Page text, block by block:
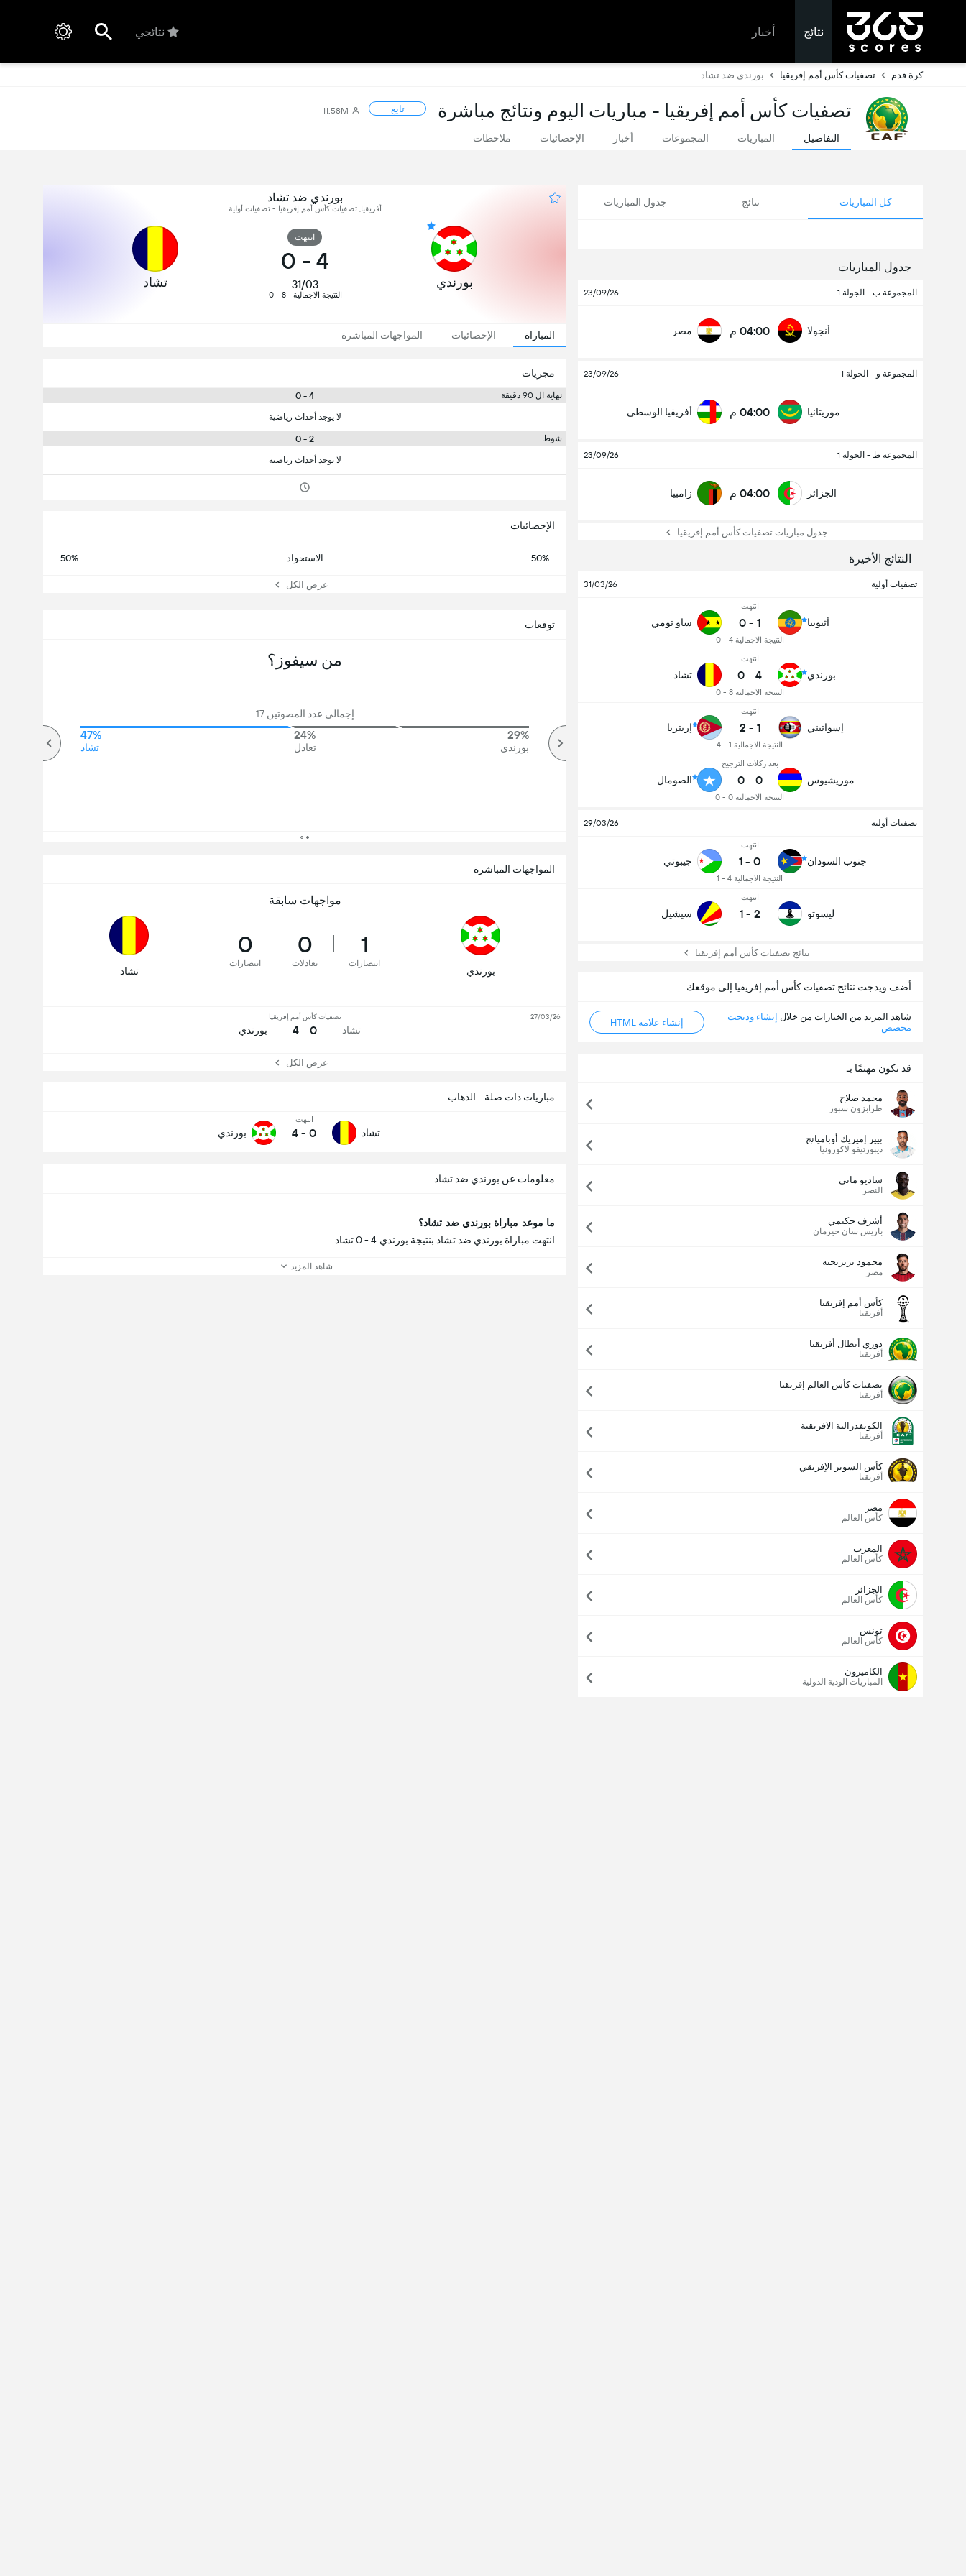
نتائج أخبار نتائجي
كرة قدم تصفيات كأس أمم إفريقيا بورندي ضد تشاد
تصفيات كأس أمم إفريقيا - مباريات اليوم ونتائج مباشرة تابع 11.58M
التفاصيل المباريات المجموعات أخبار الإحصائيات ملاحظات
كل المباريات نتائج جدول المباريات
جدول المباريات
المجموعة ب - الجولة 1 23/09/26
أنجولا 04:00 م مصر
المجموعة و - الجولة 1 23/09/26
موريتانيا 04:00 م أفريقيا الوسطى
المجموعة ط - الجولة 1 23/09/26
الجزائر 04:00 م زامبيا
جدول مباريات تصفيات كأس أمم إفريقيا
النتائج الأخيرة
تصفيات أولية 31/03/26
أثيوبيا
انتهت
1
-
0
النتيجة الاجمالية 4 - 0
ساو تومي
بورندي
انتهت
4
-
0
النتيجة الاجمالية 8 - 0
تشاد
إسواتيني
انتهت
1
-
2
النتيجة الاجمالية 1 - 4
إريتريا
موريشيوس
بعد ركلات الترجيح
0
-
0
النتيجة الاجمالية 0 - 0
الصومال
تصفيات أولية 29/03/26
جنوب السودان
انتهت
0
-
1
النتيجة الاجمالية 4 - 1
جيبوتي
ليسوتو
انتهت
2
-
1 سيشيل
نتائج تصفيات كأس أمم إفريقيا
أضف ويدجت نتائج تصفيات كأس أمم إفريقيا إلى موقعك
شاهد المزيد من الخيارات من خلال إنشاء وديجت
مخصص
إنشاء علامة HTML
قد تكون مهتمًا بـ
محمد صلاح
طرابزون سبور
بيير إميريك أوباميانج
ديبورتيفو لاكورونيا
ساديو ماني
النصر
أشرف حكيمي
باريس سان جيرمان
محمود تريزيجيه
مصر
كأس أمم إفريقيا
أفريقيا
دوري أبطال أفريقيا
أفريقيا
تصفيات كأس العالم إفريقيا
أفريقيا
الكونفدرالية الافريقية
أفريقيا
كأس السوبر الإفريقي
أفريقيا
مصر
كأس العالم
المغرب
كأس العالم
الجزائر
كأس العالم
تونس
كأس العالم
الكاميرون
المباريات الودية الدولية
بورندي ضد تشاد
أفريقيا, تصفيات كأس أمم إفريقيا - تصفيات أولية
بورندي
انتهت
4
-
0
31/03
النتيجة الاجمالية 8 - 0
تشاد
المباراة الإحصائيات المواجهات المباشرة
مجريات
نهاية ال 90 دقيقة 4 - 0
لا يوجد أحداث رياضية
شوط 2 - 0
لا يوجد أحداث رياضية
مباريات ذات صلة - الذهاب
تشاد
انتهت
0
-
4 بورندي
الإحصائيات
50% الاستحواذ 50%
عرض الكل
توقعات
من سيفوز؟
إجمالي عدد المصوتين 17
29%
بورندي
24%
تعادل
47%
تشاد
عدد الاهداف (2.5)
المواجهات المباشرة
مواجهات سابقة
بورندي
1
انتصارات
0
تعادلات
0
انتصارات
تشاد
تشاد
تصفيات كأس أمم إفريقيا
0 - 4 بورندي
27/03/26
عرض الكل
معلومات عن بورندي ضد تشاد
ما موعد مباراة بورندي ضد تشاد؟
انتهت مباراة بورندي ضد تشاد بنتيجة بورندي 4 - 0 تشاد.
شاهد المزيد